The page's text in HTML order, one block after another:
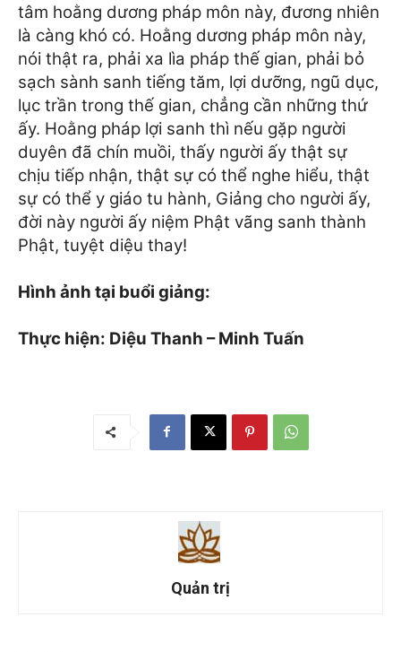
tâm hoằng dương pháp môn này, đương nhiên
là càng khó có. Hoằng dương pháp môn này,
nói thật ra, phải xa lìa pháp thế gian, phải bỏ
sạch sành sanh tiếng tăm, lợi dưỡng, ngũ dục,
lục trần trong thế gian, chẳng cần những thứ
ấy. Hoằng pháp lợi sanh thì nếu gặp người
duyên đã chín muồi, thấy người ấy thật sự
chịu tiếp nhận, thật sự có thể nghe hiểu, thật
sự có thể y giáo tu hành, Giảng cho người ấy,
đời này người ấy niệm Phật vãng sanh thành
Phật, tuyệt diệu thay!
Hình ảnh tại buổi giảng:
Thực hiện: Diệu Thanh – Minh Tuấn
Quản trị